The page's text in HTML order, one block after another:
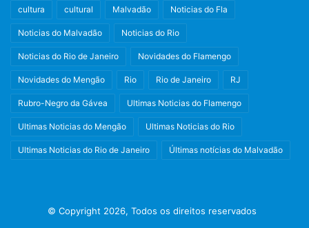
cultura cultural Malvadão Noticias do Fla
Noticias do Malvadão Noticias do Rio
Noticias do Rio de Janeiro Novidades do Flamengo
Novidades do Mengão Rio Rio de Janeiro RJ
Rubro-Negro da Gávea Ultimas Noticias do Flamengo
Ultimas Noticias do Mengão Ultimas Noticias do Rio
Ultimas Noticias do Rio de Janeiro Últimas notícias do Malvadão
© Copyright 2026, Todos os direitos reservados